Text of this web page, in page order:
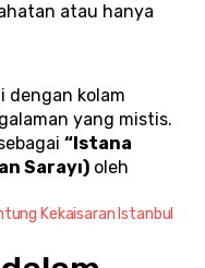
atau hanya
dengan kolam
yang mistis.
“Istana
Sarayı) oleh
Kekaisaran Istanbul